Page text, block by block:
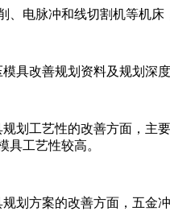
、电脉冲和线切割机等机
具改善规划资料及规划深
划工艺性的改善方面，主
具工艺性较高。
划方案的改善方面，五金